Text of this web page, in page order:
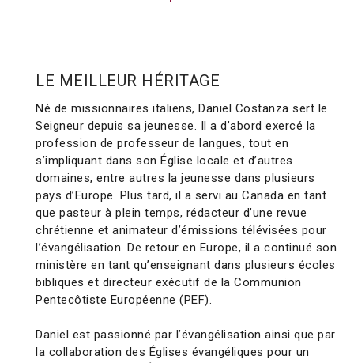
LE MEILLEUR HÉRITAGE
Né de missionnaires italiens, Daniel Costanza sert le
Seigneur depuis sa jeunesse. Il a d’abord exercé la
profession de professeur de langues, tout en
s’impliquant dans son Église locale et d’autres
domaines, entre autres la jeunesse dans plusieurs
pays d’Europe. Plus tard, il a servi au Canada en tant
que pasteur à plein temps, rédacteur d’une revue
chrétienne et animateur d’émissions télévisées pour
l’évangélisation. De retour en Europe, il a continué son
ministère en tant qu’enseignant dans plusieurs écoles
bibliques et directeur exécutif de la Communion
Pentecôtiste Européenne (PEF).
Daniel est passionné par l’évangélisation ainsi que par
la collaboration des Églises évangéliques pour un